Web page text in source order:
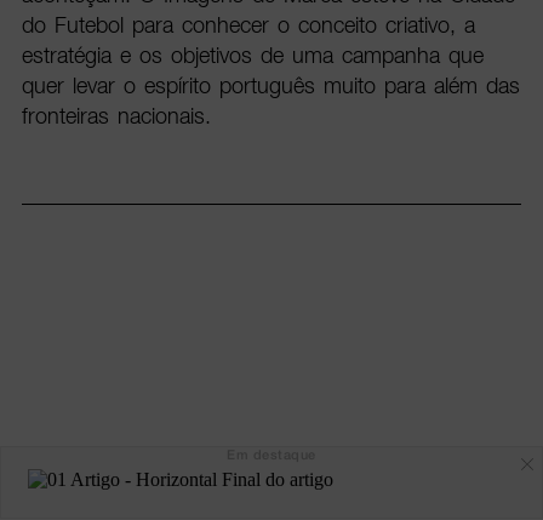
do Futebol para conhecer o conceito criativo, a
estratégia e os objetivos de uma campanha que
quer levar o espírito português muito para além das
fronteiras nacionais.